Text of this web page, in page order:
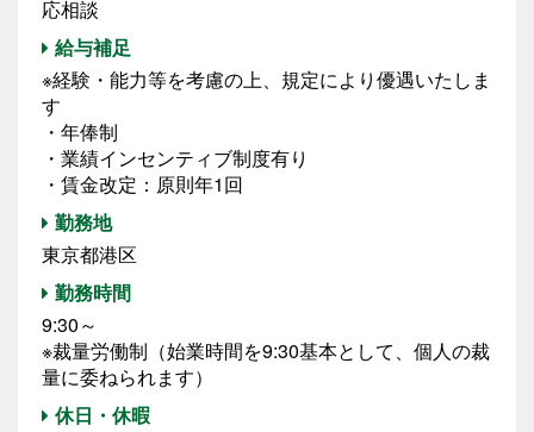
応相談
給与補足
※経験・能力等を考慮の上、規定により優遇いたしま
す
・年俸制
・業績インセンティブ制度有り
・賃金改定：原則年1回
勤務地
東京都港区
勤務時間
9:30～
※裁量労働制（始業時間を9:30基本として、個人の裁
量に委ねられます）
休日・休暇